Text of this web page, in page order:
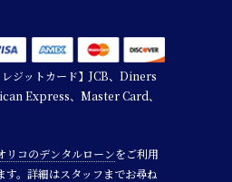
レジットカード】JCB、Diners
Express、Master Card、
リコのデンタルローンをご利用
す。詳細はスタッフまでお尋ね